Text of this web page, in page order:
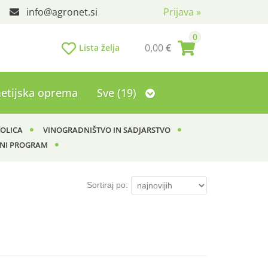
Prijava »
info agronet.si
0
0,00€
Lista želja
oprema Sve (19)
VINOGRADNIŠTVO IN SADJARSTVO
PROGRAM
Sortiraj po: